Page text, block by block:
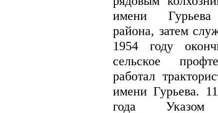
имени Гурьева
района, затем
1954 году
сельское
работал
имени Гурьева.
года Указом